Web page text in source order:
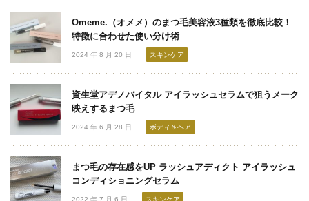
検索
Omeme.（オメメ）のまつ毛美容液3種類を徹底比較！
特徴に合わせた使い分け術
2024 年 8 月 20 日 スキンケア
資生堂アデノバイタル アイラッシュセラムで狙うメーク
映えするまつ毛
2024 年 6 月 28 日 ボディ＆ヘア
まつ毛の存在感をUP ラッシュアディクト アイラッシュ
コンディショニングセラム
2022 年 7 月 6 日 スキンケア